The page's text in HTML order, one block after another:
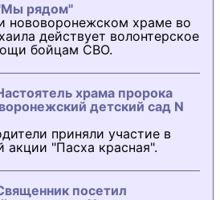
рядом"
нововоронежском храме во
действует волонтерское
бойцам СВО.
храма пророка
детский сад N
приняли участие в
акции "Пасха красная".
посетил